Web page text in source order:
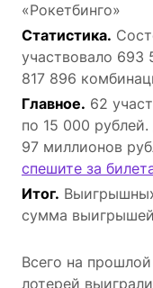
«Рокетбинго»
Статистика.
участвовало 693
817 896
Главное. 62
по 15 000
97 миллионов
спешите за
Итог.
сумма
Всего на
лотерей